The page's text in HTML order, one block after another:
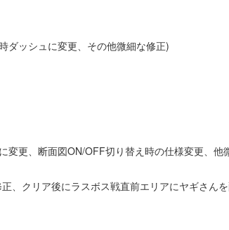
ダッシュに変更、その他微細な修正)
更、断面図ON/OFF切り替え時の仕様変更、他
クリア後にラスボス戦直前エリアにヤギさん